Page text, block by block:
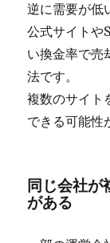
逆に需要が低
公式サイトや
い換金率で売
法です。
複数のサイト
できる可能性
同じ会社が
がある